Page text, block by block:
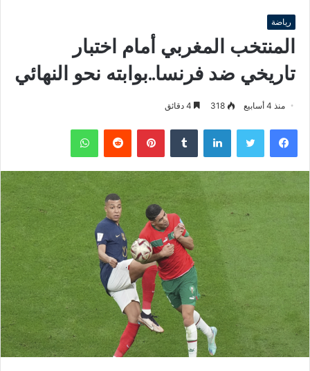
رياضة
المنتخب المغربي أمام اختبار
تاريخي ضد فرنسا..بوابته نحو النهائي
منذ 4 أسابيع 318
فيسبوك لينكدإن بينتيريست